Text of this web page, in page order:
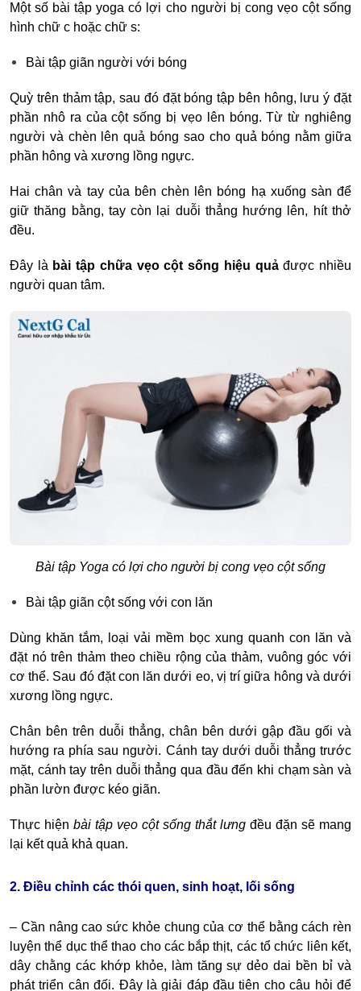
Một số bài tập yoga có lợi cho người bị cong vẹo cột sống
hình chữ c hoặc chữ s:
Bài tập giãn người với bóng
Quỳ trên thảm tập, sau đó đặt bóng tập bên hông, lưu ý đặt
phần nhô ra của cột sống bị vẹo lên bóng. Từ từ nghiêng
người và chèn lên quả bóng sao cho quả bóng nằm giữa
phần hông và xương lồng ngực.
Hai chân và tay của bên chèn lên bóng hạ xuống sàn để
giữ thăng bằng, tay còn lại duỗi thẳng hướng lên, hít thở
đều.
Đây là bài tập chữa vẹo cột sống hiệu quảđược nhiều
người quan tâm.
Bài tập Yoga có lợi cho người bị cong vẹo cột sống
Bài tập giãn cột sống với con lăn
Dùng khăn tắm, loại vải mềm bọc xung quanh con lăn và
đặt nó trên thảm theo chiều rộng của thảm, vuông góc với
cơ thể. Sau đó đặt con lăn dưới eo, vị trí giữa hông và dưới
xương lồng ngực.
Chân bên trên duỗi thẳng, chân bên dưới gập đầu gối và
hướng ra phía sau người. Cánh tay dưới duỗi thẳng trước
mặt, cánh tay trên duỗi thẳng qua đầu đến khi chạm sàn và
phần lườn được kéo giãn.
Thực hiện bài tập vẹo cột sống thắt lưng đều đặn sẽ mang
lại kết quả khả quan.
2. Điều chỉnh các thói quen, sinh hoạt, lối sống
– Cần nâng cao sức khỏe chung của cơ thể bằng cách rèn
luyện thể dục thể thao cho các bắp thịt, các tổ chức liên kết,
dây chằng các khớp khỏe, làm tăng sự dẻo dai bền bỉ và
phát triển cân đối. Đây là giải đáp đầu tiên cho câu hỏi để